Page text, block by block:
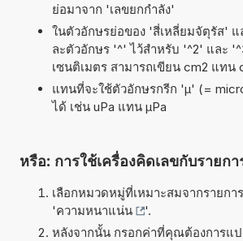
ย่อมาจาก 'เลขยกกำลัง'
ในตัวอักษรย่อของ 'สี่เหลี่ยมจัตุรัส'
ละตัวอักษร '^' ไว้สำหรับ '^2' และ
เซนติเมตร สามารถเขียน cm2 แทน
แทนที่จะใช้ตัวอักษรกรีก 'µ' (=
ได้ เช่น uPa แทน µPa
หรือ: การใช้เครื่องคิดเลขกับรายกา
เลือกหมวดหมู่ที่เหมาะสมจากรายก
'ความหนาแน่น
'.
หลังจากนั้น กรอกค่าที่คุณต้องการแป